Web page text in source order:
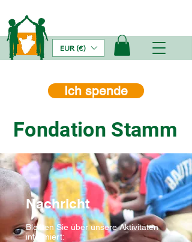
Fondation Stamm
EUR (€)
Ich spende
Nachricht
Bleiben Sie über unsere Aktivitäten
informiert: